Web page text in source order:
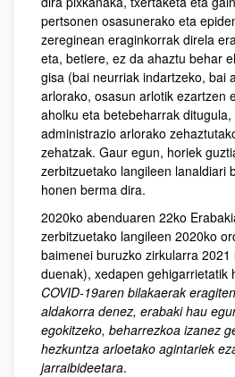
pertsonen osasunerako eta
zereginean eraginkorrak direla
eta, betiere, ez da ahaztu behar
gisa (bai neurriak indartzeko, bai
arlorako, osasun arlotik ezartzen
aholku eta betebeharrak
administrazio arlorako
zehatzak. Gaur egun, horiek
zerbitzuetako langileen lanaldiari
honen berma dira.
2020ko abenduaren 22ko
zerbitzuetako langileen 2020ko
baimenei buruzko zirkularra
duenak), xedapen gehigarrietatik
COVID-19aren bilakaerak
aldakorra denez, erabaki hau
egokitzeko, beharrezkoa izanez
hezkuntza arloetako agintariek
jarraibideetara.